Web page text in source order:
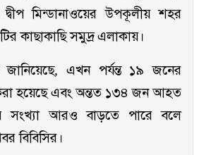
দ্বীপ মিন্ডানাওয়ের উপকূলীয় শহর
কাছাকাছি সমুদ্র এলাকায়।
জানিয়েছে, এখন পর্যন্ত ১৯ জনের
হয়েছে এবং অন্তত ১৩৪ জন আহত
সংখ্যা আরও বাড়তে পারে বলে
বিবিসির।